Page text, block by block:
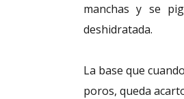
manchas y se
deshidratada.
La base que
poros, queda